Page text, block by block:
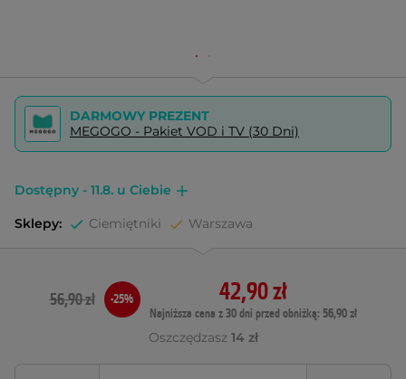
DARMOWY PREZENT
MEGOGO - Pakiet VOD i TV (30 Dni)
Dostępny - 11.8. u Ciebie
Sklepy: Ciemiętniki Warszawa
42,90 zł
Najniższa cena z 30 dni przed obniżką: 56,90 zł
56,90 zł -25%
Oszczędzasz 14 zł